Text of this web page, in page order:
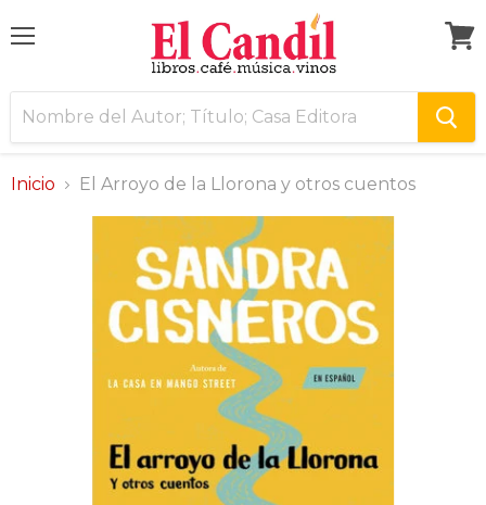
Inicio El Arroyo de la Llorona y otros cuentos